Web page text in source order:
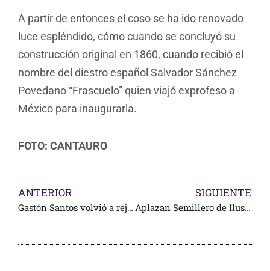
A partir de entonces el coso se ha ido renovado
luce espléndido, cómo cuando se concluyó su
construcción original en 1860, cuando recibió el
nombre del diestro español Salvador Sánchez
Povedano “Frascuelo” quien viajó exprofeso a
México para inaugurarla.
FOTO: CANTAURO
ANTERIOR
Gastón Santos volvió a rejonear, al lado de Cuauhtémoc Ayala
SIGUIENTE
Aplazan Semillero de Ilusiones; debido a contagios de Covid